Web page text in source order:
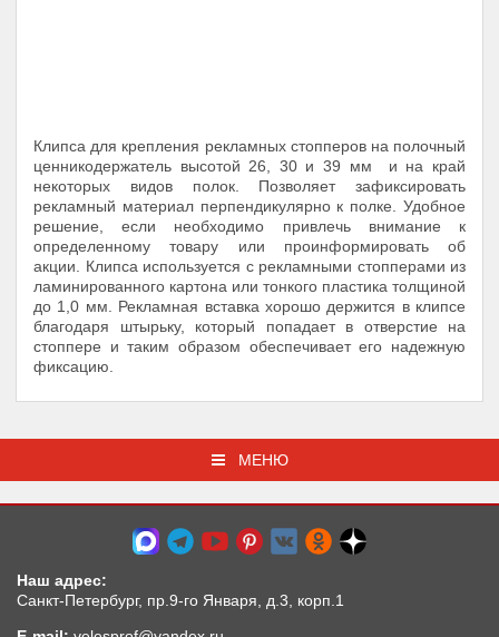
Клипса для крепления рекламных стопперов на полочный
ценникодержатель высотой 26, 30 и 39 мм и на край
некоторых видов полок. Позволяет зафиксировать
рекламный материал перпендикулярно к полке. Удобное
решение, если необходимо привлечь внимание к
определенному товару или проинформировать об
акции. Клипса используется с рекламными стопперами из
ламинированного картона или тонкого пластика толщиной
до 1,0 мм. Рекламная вставка хорошо держится в клипсе
благодаря штырьку, который попадает в отверстие на
стоппере и таким образом обеспечивает его надежную
фиксацию.
МЕНЮ
Наш адрес:
Санкт-Петербург, пр.9-го Января, д.3, корп.1